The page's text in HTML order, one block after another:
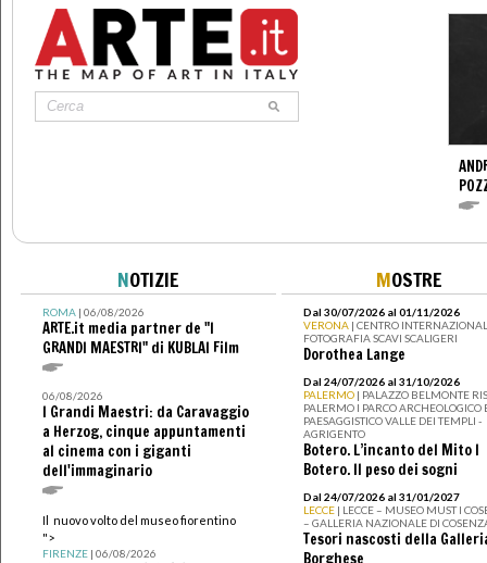
NOTIZIE
ROMA| 06/08/2026
ARTE.it media partner de "I
GRANDI MAESTRI" di KUBLAI Film
06/08/2026
I Grandi Maestri: da Caravaggio
a Herzog, cinque appuntamenti
al cinema con i giganti
dell'immaginario
Il nuovo volto del museo fiorentino
">
FIRENZE| 06/08/2026
MOSTRE
Dal 30/07/2026 al 01/11/2026
VERONA | CENTRO
FOTOGRAFIA SCAVI SCALIGERI
Dorothea Lange
Dal 24/07/2026 al 31/10/2026
PALERMO | PALAZZO BELMONTE
PALERMO I PARCO ARCHEOLOGICO
PAESAGGISTICO VALLE DEI TEMPLI -
AGRIGENTO
Botero. L’incanto del Mito I
Botero. Il peso dei sogni
Dal 24/07/2026 al 31/01/2027
LECCE | LECCE – MUSEO MUST I
– GALLERIA NAZIONALE DI
Tesori nascosti della
Borghese